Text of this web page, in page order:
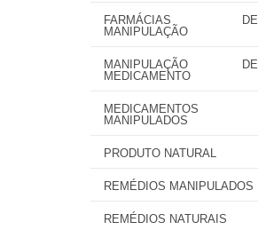
FARMÁCIAS DE
MANIPULAÇÃO
MANIPULAÇÃO DE
MEDICAMENTO
MEDICAMENTOS
MANIPULADOS
PRODUTO NATURAL
REMÉDIOS MANIPULADOS
REMÉDIOS NATURAIS